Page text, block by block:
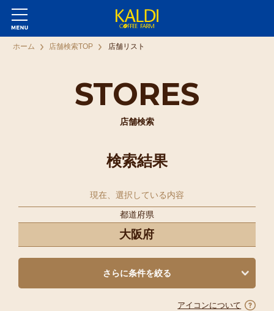
STORES
店舗検索
ホーム 店舗検索TOP 店舗リスト
検索結果
現在、選択している内容
都道府県
大阪府
さらに条件を絞る
アイコンについて